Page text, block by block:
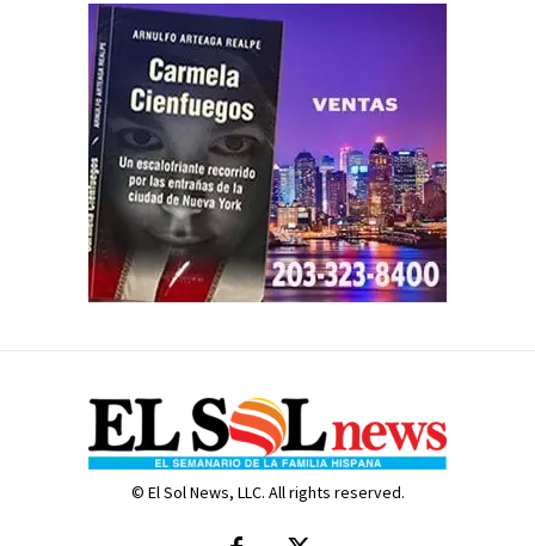
© El Sol News, LLC. All rights reserved.